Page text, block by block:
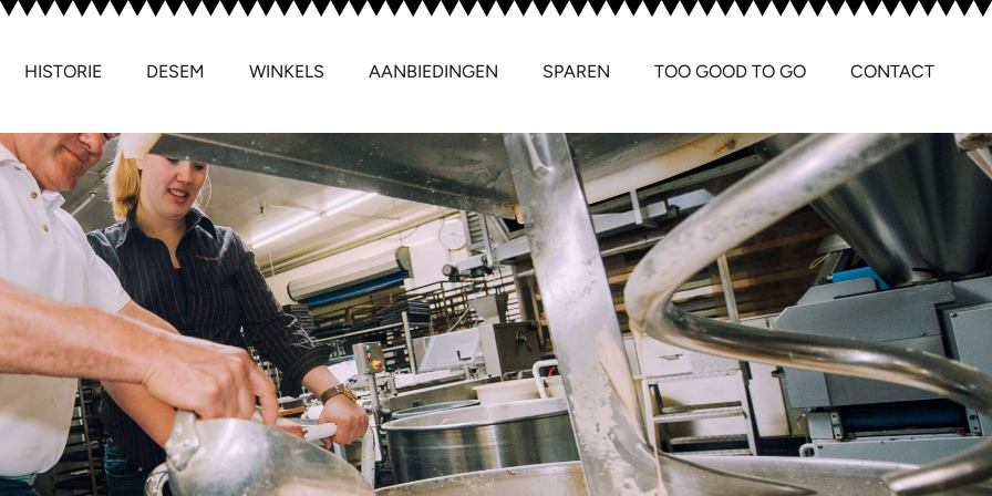
HISTORIE DESEM WINKELS AANBIEDINGEN SPAREN TOO GOOD TO GO CONTACT